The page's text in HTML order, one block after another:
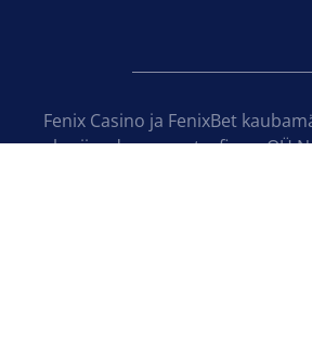
Fenix Casino ja FenixBet
kasiinode operaatorfirma OÜ